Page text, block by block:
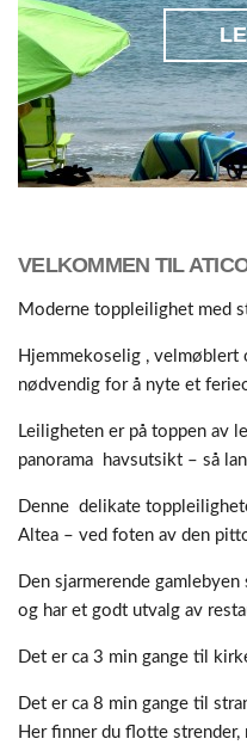
VELKOMMEN TIL
Moderne toppleilighet med
Hjemmekoselig , velmøblert
nødvendig for å nyte et
Leiligheten er på toppen av
panorama havsutsikt – så
Denne delikate
Altea – ved foten av den
Den sjarmerende
og har et godt utvalg av
Det er ca 3 min gange til
Det er ca 8 min gange til
Her finner du flotte strender,